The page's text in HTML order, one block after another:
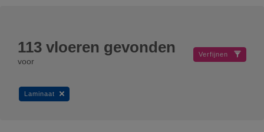
113 vloeren gevonden
voor
Verfijnen
Laminaat